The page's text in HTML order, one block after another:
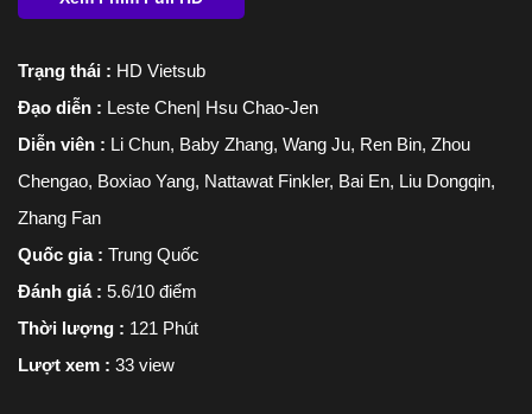
Trạng thái : HD Vietsub
Đạo diễn : Leste Chen| Hsu Chao-Jen
Diễn viên : Li Chun, Baby Zhang, Wang Ju, Ren Bin, Zhou
Chengao, Boxiao Yang, Nattawat Finkler, Bai En, Liu Dongqin,
Zhang Fan
Quốc gia : Trung Quốc
Đánh giá : 5.6/10 điểm
Thời lượng : 121 Phút
Lượt xem : 33 view